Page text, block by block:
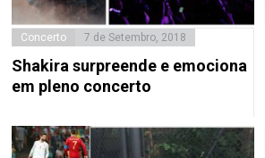
Concerto 7 de Setembro, 2018
Shakira surpreende e emociona
em pleno concerto